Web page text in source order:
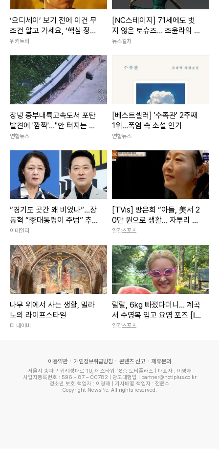
‘오디세이’ 보기 전에 이건 무
조건 알고 가세요, ‘핵심 정보’
7가지 (+오디세이 쿠키 유무
위키트리
[NC스테이지] 71세에도 벗
지 않은 토슈즈… 조윤라의 시
간은 아직 현재형
뉴스컬처
창녕 중부내륙고속도서 포탄
발견에 '깜짝'…"안 터지는 모
의탄"(종합2보)
연합뉴스
[베스트셀러] '수족관' 2주째
1위…폭염 속 소설 인기
연합뉴스
“경기도 곳간 왜 비었나”…장
동혁 “李대통령이 주범” 추미
애 “낡은 세제 탓”
이데일리
[TVis] 방은희 “아들, 美서 2
0만 원으로 생활… 자투리 고
기 먹는다고” 눈물 (특종세
일간스포츠
나무 위에서 사는 생활, 밀라
노의 라이프스타일
더 네이버
랄랄, 6kg 빠졌다더니… 계곡
서 수영복 입고 요염 포즈 [IS
하이컷]
일간스포츠
이용약관 개인정보취급방침 콘텐츠 신고 제휴문의
서울시 송파구 위례성대로 10, 에스타워 18층 노티플러스 | 대표자 : 이영재
사업자등록번호 : 596 - 87 – 00782 | 광고대행업 | partner@notiplus.co.kr
청소년 보호 책임자 : 이영재 | 기사배열 책임자 : 전윤수
Copyright NewsPic. All rights reserved.